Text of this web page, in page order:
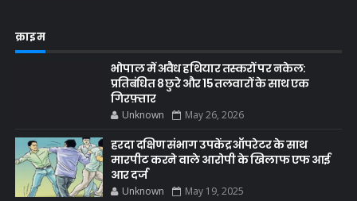
क्राइम
भोपाल में अवैध हथियार तस्करों पर नकेल:
प्रतिबंधित 8 छुरे और 15 तलवारों के साथ एक
गिरफ़्तार
Unknown May 26, 2026
हरदा दक्षिण संभाग उपकेंद्र ऑपरेटर के साथ
मारपीट करने वाले आरोपी के खिलाफ एफ आई
आर दर्ज
Unknown May 19, 2025